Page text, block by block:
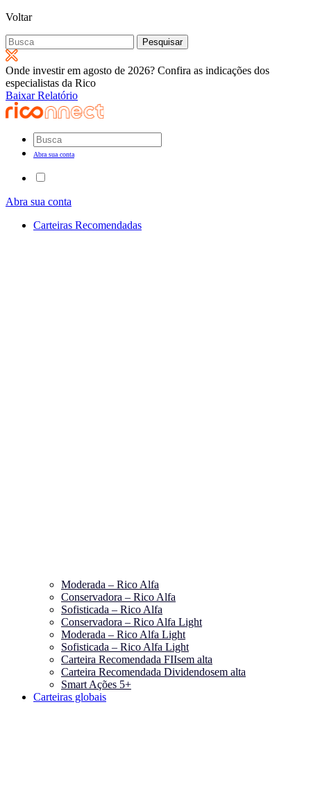
Voltar
Pesquisar
por:
Onde investir em agosto de 2026? Confira as indicações dos
especialistas da Rico
Baixar Relatório
Abra sua conta
Abra sua conta
Carteiras Recomendadas
Moderada – Rico Alfa
Conservadora – Rico Alfa
Sofisticada – Rico Alfa
Conservadora – Rico Alfa Light
Moderada – Rico Alfa Light
Sofisticada – Rico Alfa Light
Carteira Recomendada FIIsem alta
Carteira Recomendada Dividendosem alta
Smart Ações 5+
Carteiras globais